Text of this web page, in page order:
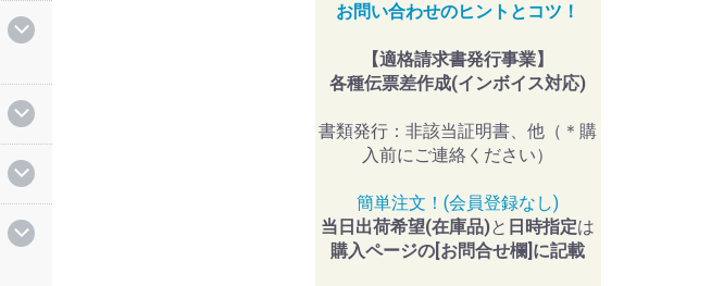
お問い合わせのヒントとコツ！
【適格請求書発行事業】
各種伝票差作成(インボイス対応)
書類発行：非該当証明書、他（＊購
入前にご連絡ください）
簡単注文！(会員登録なし)
当日出荷希望(在庫品)と 日時指定は
購入ページの[お問合せ欄]に記載